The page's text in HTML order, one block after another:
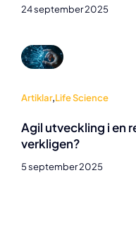
24 september 2025
Artiklar,Life Science
Agil utveckling i en
verkligen?
5 september 2025